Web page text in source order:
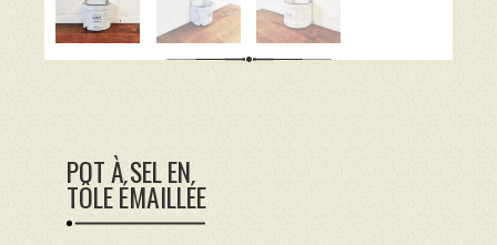
POT À SEL EN
TÔLE ÉMAILLÉE